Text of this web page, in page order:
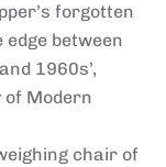
forgotten
between
1960s’,
of Modern
chair of